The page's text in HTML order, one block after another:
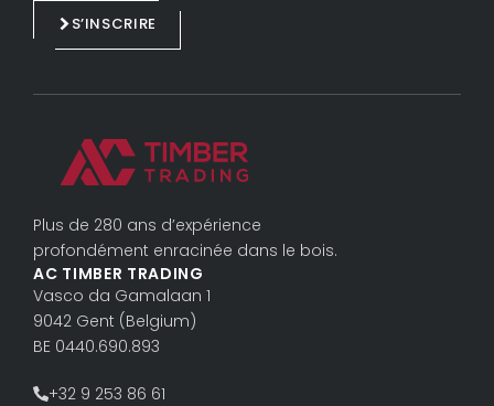
S’INSCRIRE
Plus de 280 ans d’expérience
profondément enracinée dans le bois.
AC TIMBER TRADING
Vasco da Gama­laan 1
9042 Gent (Belgium)
BE 0440.690.893
+32 9 253 86 61